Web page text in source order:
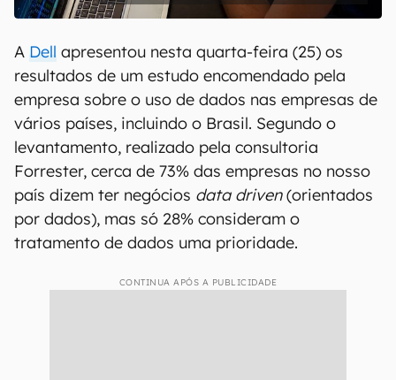
A Dell apresentou nesta quarta-feira (25) os
resultados de um estudo encomendado pela
empresa sobre o uso de dados nas empresas de
vários países, incluindo o Brasil. Segundo o
levantamento, realizado pela consultoria
Forrester, cerca de 73% das empresas no nosso
país dizem ter negócios data driven(orientados
por dados), mas só 28% consideram o
tratamento de dados uma prioridade.
CONTINUA APÓS A PUBLICIDADE